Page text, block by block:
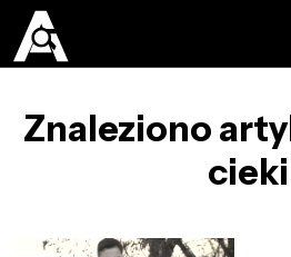
Znaleziono
cieki